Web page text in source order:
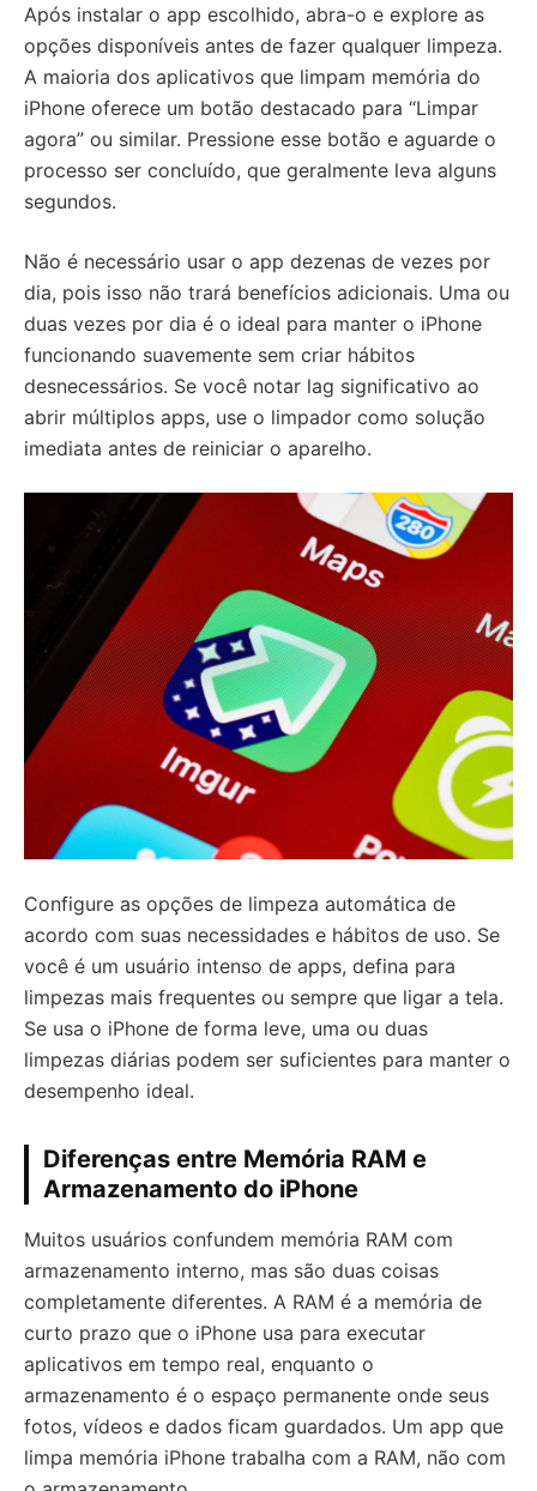
Após instalar o app escolhido, abra-o e explore as
opções disponíveis antes de fazer qualquer limpeza.
A maioria dos aplicativos que limpam memória do
iPhone oferece um botão destacado para “Limpar
agora” ou similar. Pressione esse botão e aguarde o
processo ser concluído, que geralmente leva alguns
segundos.
Não é necessário usar o app dezenas de vezes por
dia, pois isso não trará benefícios adicionais. Uma ou
duas vezes por dia é o ideal para manter o iPhone
funcionando suavemente sem criar hábitos
desnecessários. Se você notar lag significativo ao
abrir múltiplos apps, use o limpador como solução
imediata antes de reiniciar o aparelho.
Configure as opções de limpeza automática de
acordo com suas necessidades e hábitos de uso. Se
você é um usuário intenso de apps, defina para
limpezas mais frequentes ou sempre que ligar a tela.
Se usa o iPhone de forma leve, uma ou duas
limpezas diárias podem ser suficientes para manter o
desempenho ideal.
Diferenças entre Memória RAM e
Armazenamento do iPhone
Muitos usuários confundem memória RAM com
armazenamento interno, mas são duas coisas
completamente diferentes. A RAM é a memória de
curto prazo que o iPhone usa para executar
aplicativos em tempo real, enquanto o
armazenamento é o espaço permanente onde seus
fotos, vídeos e dados ficam guardados. Um app que
limpa memória iPhone trabalha com a RAM, não com